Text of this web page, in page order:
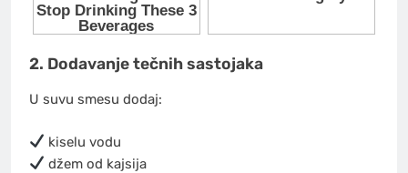
2. Dodavanje tečnih sastojaka
U suvu smesu dodaj:
kiselu vodu
džem od kajsija